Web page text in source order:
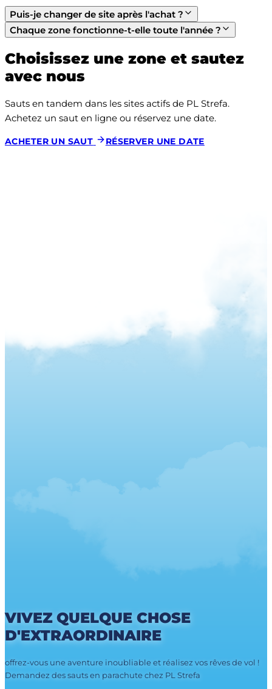
Puis-je changer de site après l'achat ?
Chaque zone fonctionne-t-elle toute l'année ?
Choisissez une zone et sautez
avec nous
Sauts en tandem dans les sites actifs de PL Strefa.
Achetez un saut en ligne ou réservez une date.
ACHETER UN SAUT RÉSERVER UNE DATE
VIVEZ QUELQUE CHOSE
D'EXTRAORDINAIRE
offrez-vous une aventure inoubliable et réalisez vos rêves de vol !
Demandez des sauts en parachute chez PL Strefa